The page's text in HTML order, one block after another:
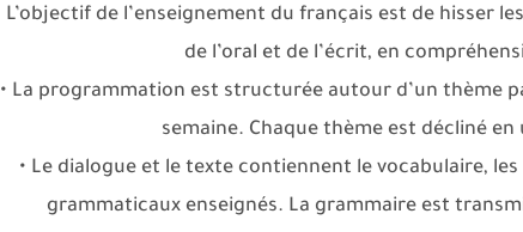
L’objectif de l’enseignement du français est de hisser
de l’oral et de l’écrit, en
• La programmation est structurée autour d’un thème
semaine. Chaque thème est décliné
• Le dialogue et le texte contiennent le vocabulaire,
grammaticaux enseignés. La grammaire est